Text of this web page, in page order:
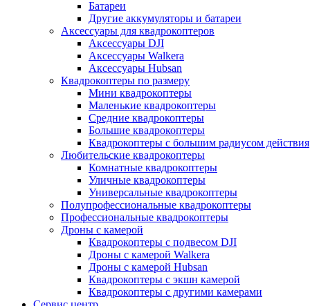
Батареи
Другие аккумуляторы и батареи
Аксессуары для квадрокоптеров
Аксессуары DJI
Аксессуары Walkera
Аксессуары Hubsan
Квадрокоптеры по размеру
Мини квадрокоптеры
Маленькие квадрокоптеры
Средние квадрокоптеры
Большие квадрокоптеры
Квадрокоптеры с большим радиусом действия
Любительские квадрокоптеры
Комнатные квадрокоптеры
Уличные квадрокоптеры
Универсальные квадрокоптеры
Полупрофессиональные квадрокоптеры
Профессиональные квадрокоптеры
Дроны с камерой
Квадрокоптеры с подвесом DJI
Дроны с камерой Walkera
Дроны с камерой Hubsan
Квадрокоптеры с экшн камерой
Квадрокоптеры с другими камерами